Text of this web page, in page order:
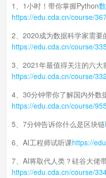
1、1小时！带你掌握Python
https://edu.cda.cn/course/
2、2020成为数据科学家需要
https://edu.cda.cn/course/
3、2021年最值得关注的六大
https://edu.cda.cn/course/
4、30分钟带你了解国内外数
https://edu.cda.cn/course/
5、7分钟告诉你什么是区块链
6、AI工程师试听课https://
7、AI将取代人类？硅谷大佬
https://edu.cda.cn/course/